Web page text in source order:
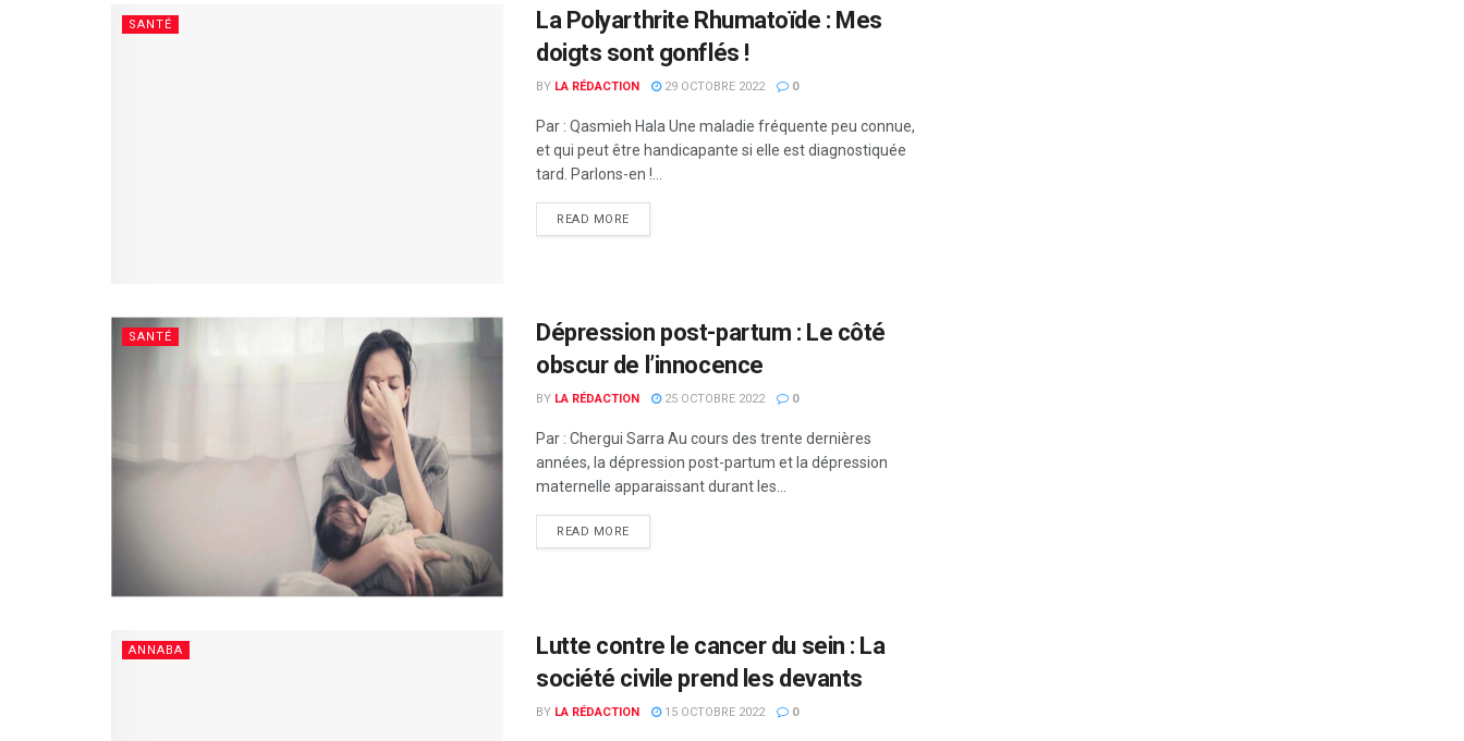
SANTÉ
La Polyarthrite Rhumatoïde : Mes
doigts sont gonflés !
BY LA RÉDACTION 29 OCTOBRE 2022 0
Par : Qasmieh Hala Une maladie fréquente peu connue,
et qui peut être handicapante si elle est diagnostiquée
tard. Parlons-en !...
READ MORE
SANTÉ
Dépression post-partum : Le côté
obscur de l’innocence
BY LA RÉDACTION 25 OCTOBRE 2022 0
Par : Chergui Sarra Au cours des trente dernières
années, la dépression post-partum et la dépression
maternelle apparaissant durant les...
READ MORE
ANNABA
Lutte contre le cancer du sein : La
société civile prend les devants
BY LA RÉDACTION 15 OCTOBRE 2022 0